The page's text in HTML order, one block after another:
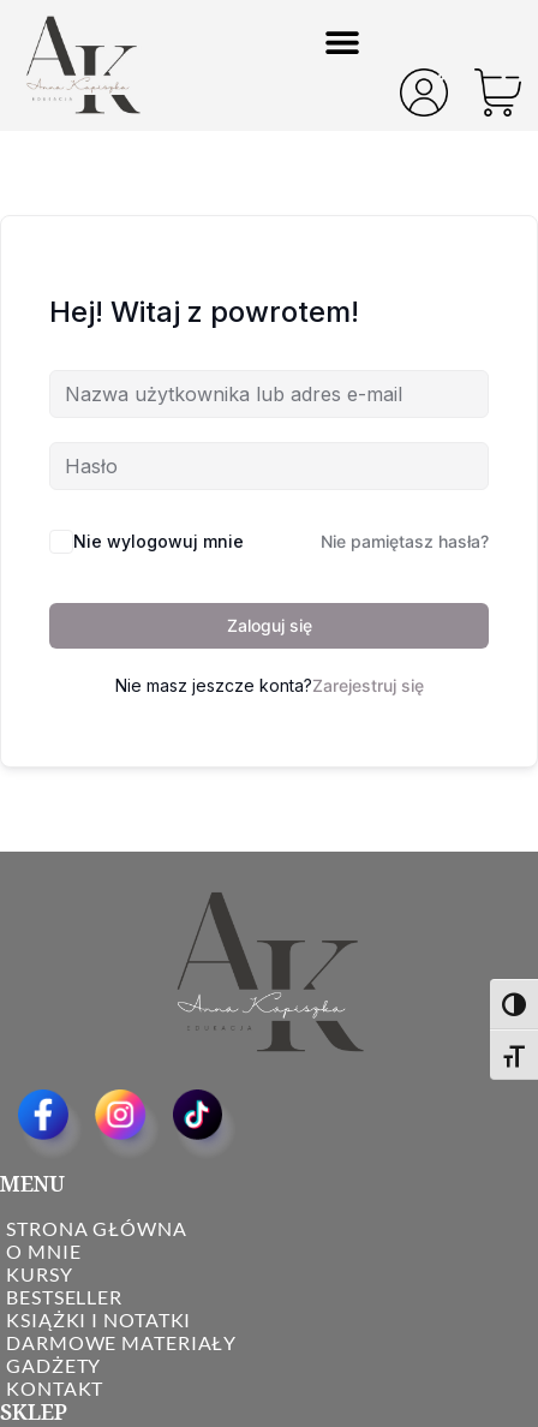
Hej! Witaj z powrotem!
Nie wylogowuj mnie Nie pamiętasz hasła?
Zaloguj się
Nie masz jeszcze konta?Zarejestruj się
MENU
STRONA GŁÓWNA
O MNIE
KURSY
BESTSELLER
KSIĄŻKI I NOTATKI
DARMOWE MATERIAŁY
GADŻETY
KONTAKT
SKLEP